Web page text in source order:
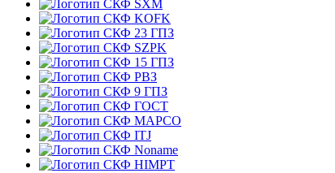
SXM
KOFK
23 ГПЗ
SZPK
15 ГПЗ
РВЗ
9 ГПЗ
ГОСТ
MAPCO
ITJ
Noname
HIMPT